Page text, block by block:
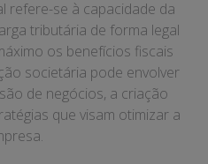
refere-se à capacidade da
tributária de forma legal
os benefícios fiscais
societária pode envolver
de negócios, a criação
que visam otimizar a